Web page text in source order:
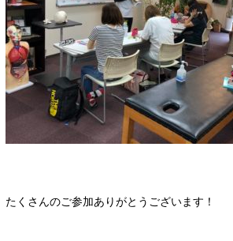
たくさんのご参加ありがとうございます！